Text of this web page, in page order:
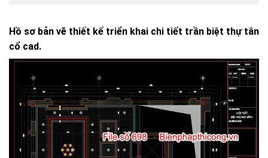
Hồ sơ bản vẽ thiết kế triển khai chi tiết trần biệt thự tân
cổ cad.